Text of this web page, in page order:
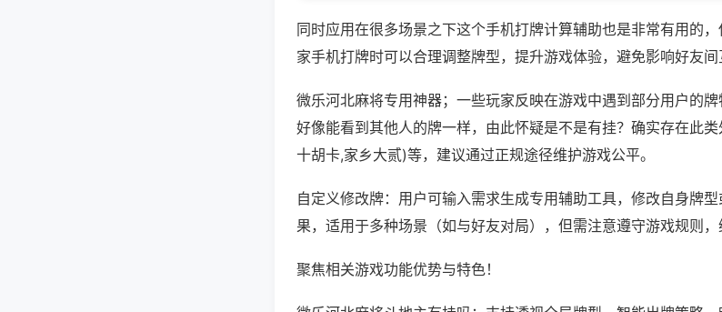
同时应用在很多场景之下这个手机打牌计算辅助也是非常有用的
家手机打牌时可以合理调整牌型，提升游戏体验，避免影响好友间
微乐河北麻将专用神器；一些玩家反映在游戏中遇到部分用户的
好像能看到其他人的牌一样，由此怀疑是不是有挂？确实存在此
十胡卡,家乡大贰)等，建议通过正规途径维护游戏公平。
自定义修改牌：用户可输入需求生成专用辅助工具，修改自身牌
果，适用于多种场景（如与好友对局），但需注意遵守游戏规则，
聚焦相关游戏功能优势与特色！